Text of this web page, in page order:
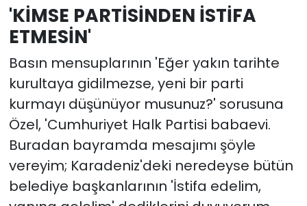
'KİMSE PARTİSİNDEN İSTİFA
ETMESİN'
Basın mensuplarının 'Eğer yakın tarihte
kurultaya gidilmezse, yeni bir parti
kurmayı düşünüyor musunuz?' sorusuna
Özel, 'Cumhuriyet Halk Partisi babaevi.
Buradan bayramda mesajımı şöyle
vereyim; Karadeniz'deki neredeyse bütün
belediye başkanlarının 'İstifa edelim,